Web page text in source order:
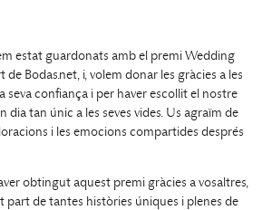
estat guardonats amb el premi Wedding
Bodas.net, i, volem donar les gràcies a les
seva confiança i per haver escollit el nostre
dia tan únic a les seves vides. Us agraïm de
i les emocions compartides després
obtingut aquest premi gràcies a vosaltres,
part de tantes històries úniques i plenes de